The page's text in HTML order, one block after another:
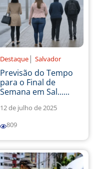
Destaque | Salvador
Previsão do Tempo
para o Final de
Semana em Sal......
12 de julho de 2025
809